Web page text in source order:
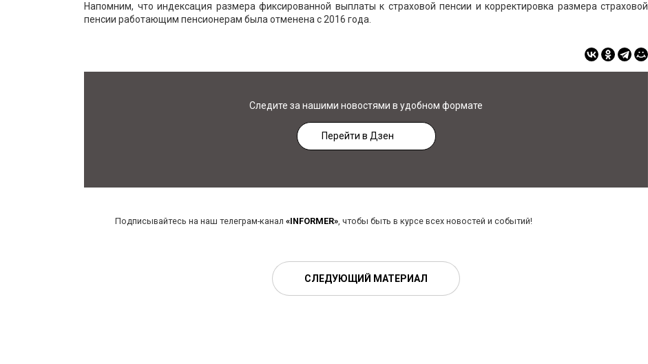
Напомним, что индексация размера фиксированной выплаты к страховой пенсии и корректировка размера страховой
пенсии работающим пенсионерам была отменена с 2016 года.
Следите за нашими новостями в удобном формате
Перейти в Дзен
Подписывайтесь на наш телеграм-канал «INFORMER», чтобы быть в курсе всех новостей и событий!
СЛЕДУЮЩИЙ МАТЕРИАЛ